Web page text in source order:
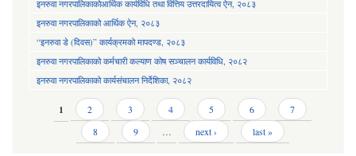
इनरुवा नगरपालिकाकोआर्थिक कार्यविधि तथा वित्तिय उत्तरदायित्व ऐन, २०८३
इनरुवा नगरपालिकाको आर्थिक ऐन, २०८३
“इनरुवा डे (दिवस)” कार्यक्रमको मापदण्ड, २०८३
इनरुवा नगरपालिकाको कर्मचारी कल्याण कोष सञ्चालन कार्यविधि, २०८२
इनरुवा नगरपालिकाको कार्यसंचालन निर्देशिका, २०८२
Pages1 2 3 4 5 6
7
8
9 … next › last »